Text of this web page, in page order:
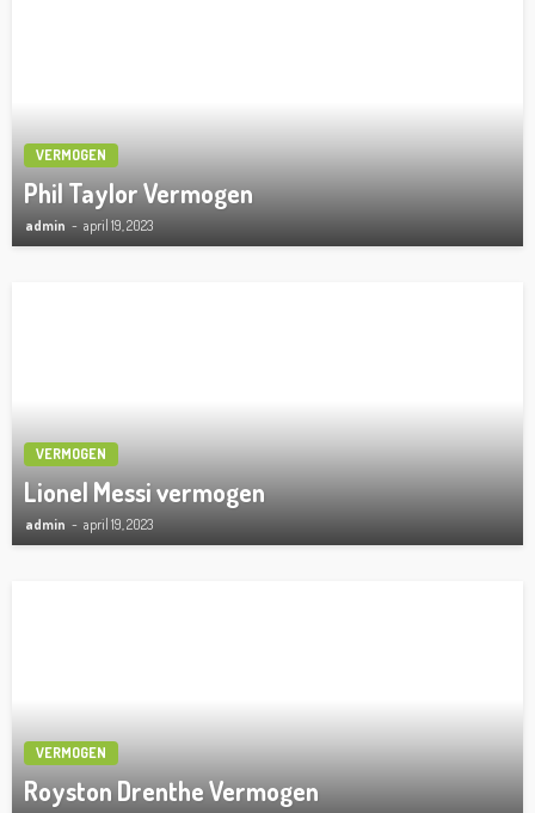
VERMOGEN
Phil Taylor Vermogen
admin april 19, 2023
VERMOGEN
Lionel Messi vermogen
admin april 19, 2023
VERMOGEN
Royston Drenthe Vermogen